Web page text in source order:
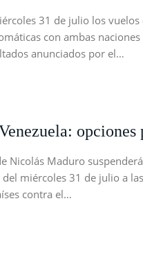
31 de julio los vuelos
con ambas
anunciados por el…
opciones
Nicolás Maduro
miércoles 31 de julio a
contra el…